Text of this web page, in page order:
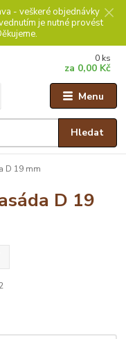
- veškeré objednávky
je nutné provést
Menu
Hledat
0 ks
za 0,00 Kč
D 19 mm
D 19